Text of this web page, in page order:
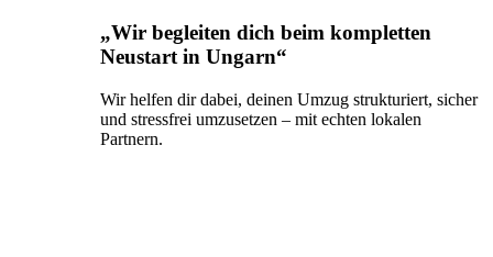
„Wir begleiten dich beim kompletten
Neustart in Ungarn“
Wir helfen dir dabei, deinen Umzug strukturiert, sicher
und stressfrei umzusetzen – mit echten lokalen
Partnern.